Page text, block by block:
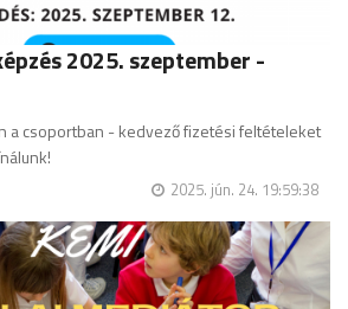
2025. szeptember -
a csoportban - kedvező fizetési feltételeket
2025. jún. 24. 19:59:38